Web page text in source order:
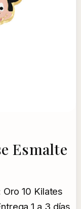
Esmalte
10 Kilates
1 a 3 días